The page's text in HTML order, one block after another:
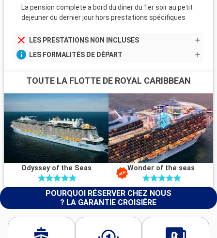
La pension complete a bord du diner du 1er soir au petit
dejeuner du dernier jour hors prestations spécifiques
LES PRESTATIONS NON INCLUSES
LES FORMALITÉS DE DÉPART
TOUTE LA FLOTTE DE ROYAL CARIBBEAN
Odyssey of the Seas Wonder of the seas
POURQUOI RÉSERVER CHEZ NOUS
? LA GARANTIE CROISIÈRE